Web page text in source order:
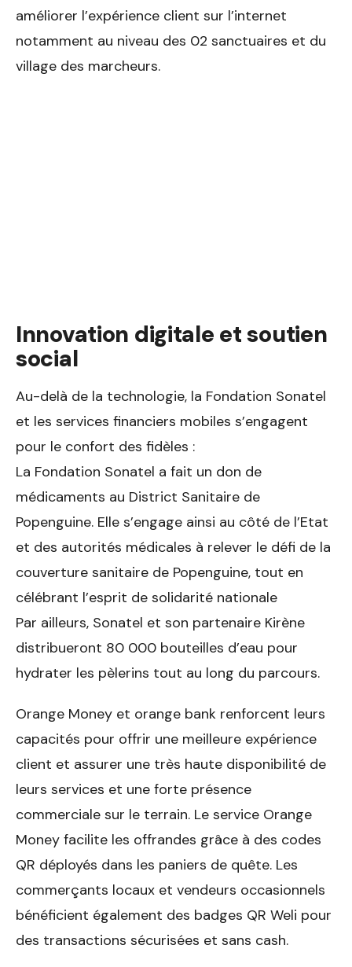
améliorer l’expérience client sur l’internet
notamment au niveau des 02 sanctuaires et du
village des marcheurs.
Innovation digitale et soutien
social
Au-delà de la technologie, la Fondation Sonatel
et les services financiers mobiles s’engagent
pour le confort des fidèles :
La Fondation Sonatel a fait un don de
médicaments au District Sanitaire de
Popenguine. Elle s’engage ainsi au côté de l’Etat
et des autorités médicales à relever le défi de la
couverture sanitaire de Popenguine, tout en
célébrant l’esprit de solidarité nationale
Par ailleurs, Sonatel et son partenaire Kirène
distribueront 80 000 bouteilles d’eau pour
hydrater les pèlerins tout au long du parcours.
Orange Money et orange bank renforcent leurs
capacités pour offrir une meilleure expérience
client et assurer une très haute disponibilité de
leurs services et une forte présence
commerciale sur le terrain. Le service Orange
Money facilite les offrandes grâce à des codes
QR déployés dans les paniers de quête. Les
commerçants locaux et vendeurs occasionnels
bénéficient également des badges QR Weli pour
des transactions sécurisées et sans cash.